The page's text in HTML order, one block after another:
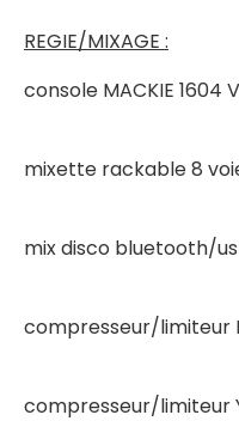
REGIE/MIXAGE :
console MACKIE
mixette rackable
mix disco
compresseur/
compresseur/